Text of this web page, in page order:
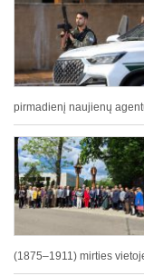
pirmadienį naujienų
(1875–1911) mirties